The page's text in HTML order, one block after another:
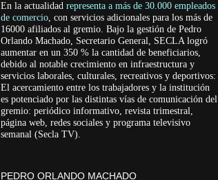
En la actualidad representa a más de 30.000 empleados
de comercio, con servicios adicionales para los más de
16000 afiliados al gremio. Bajo la gestión de Pedro
Orlando Machado, Secretario General, SECLA logró
aumentar en un 350 % la cantidad de beneficiarios,
debido al notable crecimiento en infraestructura y
servicios laborales, culturales, recreativos y deportivos:
El acercamiento entre los trabajadores y la institución
es potenciado por las distintas vías de comunicación del
gremio: periódico informativo, revista trimestral,
página web, redes sociales y programa televisivo
semanal (Secla TV).
PEDRO ORLANDO MACHADO